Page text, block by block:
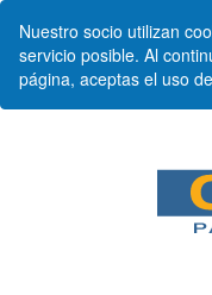
Nuestro socio utilizan
servicio posible. Al
página, aceptas el uso